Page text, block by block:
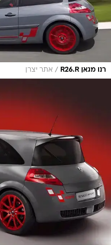
רנו מגאן R26.R / אתר יצרן